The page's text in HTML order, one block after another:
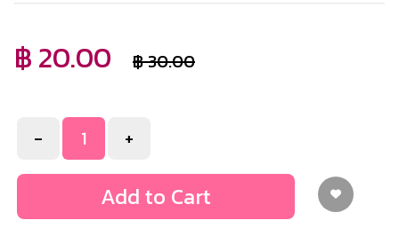
฿ 20.00 ฿ 30.00
- +
Add to Cart